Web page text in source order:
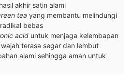
akhir satin alami
tea yang membantu melindungi
bebas
acid untuk menjaga kelembapan
terasa segar dan lembut
alami sehingga aman untuk